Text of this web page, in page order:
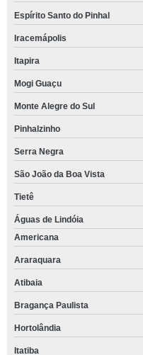
Espírito Santo do Pinhal
Iracemápolis
Itapira
Mogi Guaçu
Monte Alegre do Sul
Pinhalzinho
Serra Negra
São João da Boa Vista
Tietê
Águas de Lindóia
Americana
Araraquara
Atibaia
Bragança Paulista
Hortolândia
Itatiba